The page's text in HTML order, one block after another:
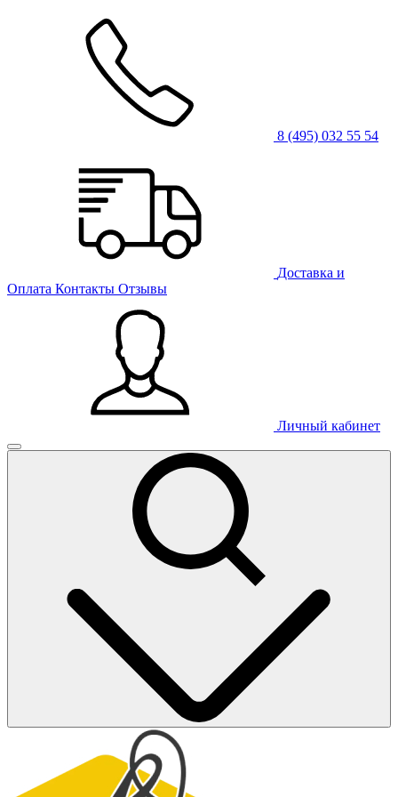
8 (495) 032 55 54
Доставка и
Оплата Контакты Отзывы
Личный кабинет